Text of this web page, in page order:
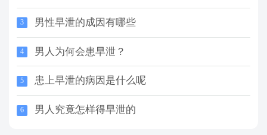
3 男性早泄的成因有哪些
4 男人为何会患早泄？
5 患上早泄的病因是什么呢
6 男人究竟怎样得早泄的